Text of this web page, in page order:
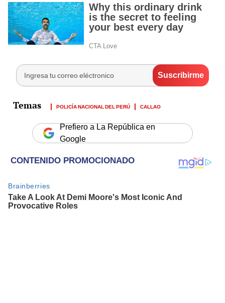
POLICÍA NACIONAL DEL PERÚ CALLAO
Prefiero a La República en
Google